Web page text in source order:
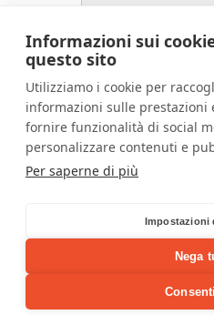
| Copyright 2010-2022 -
Via Valerio Tango, 4/A
C.F.
Codice SDI
Privacy &
Informazioni sui
questo sito
Utilizziamo i cookie per
informazioni sulle
fornire funzionalità di social
personalizzare contenuti e
Per saperne di più
Impostazioni
Nega